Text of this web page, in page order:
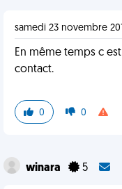
samedi 23 novembre
En même temps c
contact.
0 0
winara 5